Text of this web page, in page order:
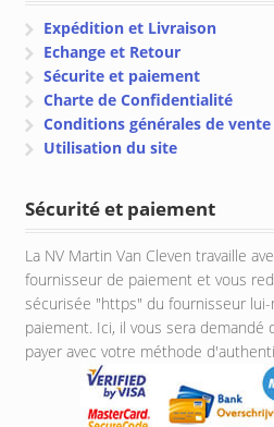
Expédition et Livraison
Echange et Retour
Sécurite et paiement
Charte de Confidentialité
Conditions générales de vente
Utilisation du site
Sécurité et paiement
La NV Martin Van Cleven travaille
fournisseur de paiement et vous
sécurisée "https" du fournisseur
paiement. Ici, il vous sera
payer avec votre méthode